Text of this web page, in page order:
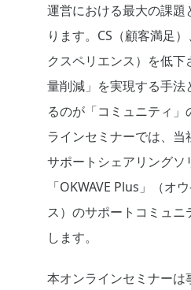
運営における最大の課題
ります。CS（顧客満足
クスペリエンス）を低
量削減」を実現する手法
るのが「コミュニティ
ラインセミナーでは、当
サポートシェアリングソ
「OKWAVE Plus」（オ
ス）のサポートコミュニ
します。
本オンラインセミナーは